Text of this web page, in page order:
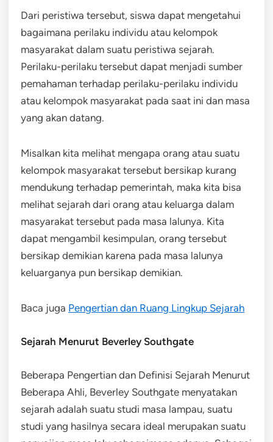
Dari peristiwa tersebut, siswa dapat mengetahui
bagaimana perilaku individu atau kelompok
masyarakat dalam suatu peristiwa sejarah.
Perilaku-perilaku tersebut dapat menjadi sumber
pemahaman terhadap perilaku-perilaku individu
atau kelompok masyarakat pada saat ini dan masa
yang akan datang.
Misalkan kita melihat mengapa orang atau suatu
kelompok masyarakat tersebut bersikap kurang
mendukung terhadap pemerintah, maka kita bisa
melihat sejarah dari orang atau keluarga dalam
masyarakat tersebut pada masa lalunya. Kita
dapat mengambil kesimpulan, orang tersebut
bersikap demikian karena pada masa lalunya
keluarganya pun bersikap demikian.
Baca juga Pengertian dan Ruang Lingkup Sejarah
Sejarah Menurut Beverley Southgate
Beberapa Pengertian dan Definisi Sejarah Menurut
Beberapa Ahli, Beverley Southgate menyatakan
sejarah adalah suatu studi masa lampau, suatu
studi yang hasilnya secara ideal merupakan suatu